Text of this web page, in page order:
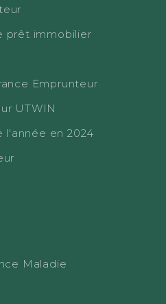
prêt immobilier
Emprunteur
UTWIN
l'année en 2024
Maladie